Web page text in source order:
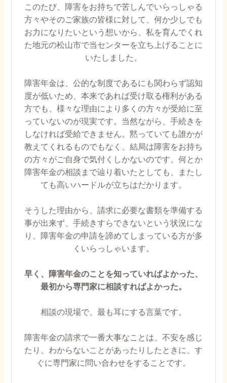
このたび、障害をお持ちで苦しんでいらっしゃる
方々やそのご家族の皆様に対して、何か少しでも
お力になりたいという想いから、私を育んでくれ
た地元の松山市で当センターを立ち上げることに
いたしました。
障害年金は、公的な制度であるにも関わらず認知
度が低いため、本来であれば受け取る権利がある
方でも、様々な理由により多くの方々が受給に至
っていないのが現実です。当然ながら、手続きを
しなければ受給できません。黙っていても誰かが
教えてくれるものでもなく、結局は障害をお持ち
の方々がご自身で気付くしかないのです。何とか
障害年金の相談まで辿り着いたとしても、またし
ても高いハードルが立ちはだかります。
そうした理由から、請求に必要な書類を準備する
事が出来ず、手続きすらできないという状況にな
り、障害年金の申請を諦めてしまっている方が多
くいらっしゃいます。
早く、障害年金のことを知っていればよかった、
最初から専門家に相談すればよかった。
相談の現場で、最も耳にする言葉です。
障害年金の請求で一番大事なことは、不安を感じ
たり、わからないことがあったりしたときに、す
ぐに専門家に問い合わせをすることです。